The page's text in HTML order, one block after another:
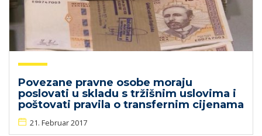
Povezane pravne osobe moraju
poslovati u skladu s tržišnim uslovima i
poštovati pravila o transfernim cijenama
21. Februar 2017